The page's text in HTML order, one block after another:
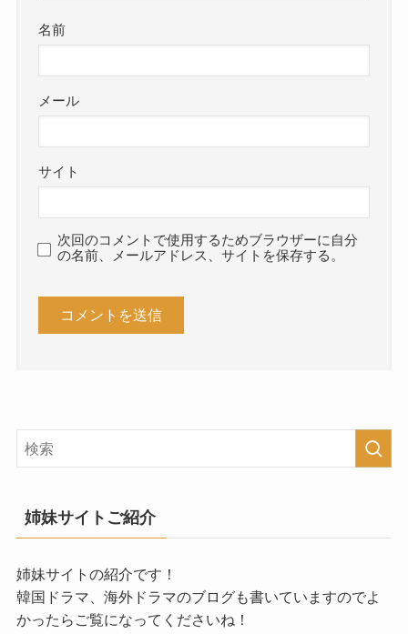
名前
メール
サイト
次回のコメントで使用するためブラウザーに自分
の名前、メールアドレス、サイトを保存する。
姉妹サイトご紹介
姉妹サイトの紹介です！
韓国ドラマ、海外ドラマのブログも書いていますのでよ
かったらご覧になってくださいね！